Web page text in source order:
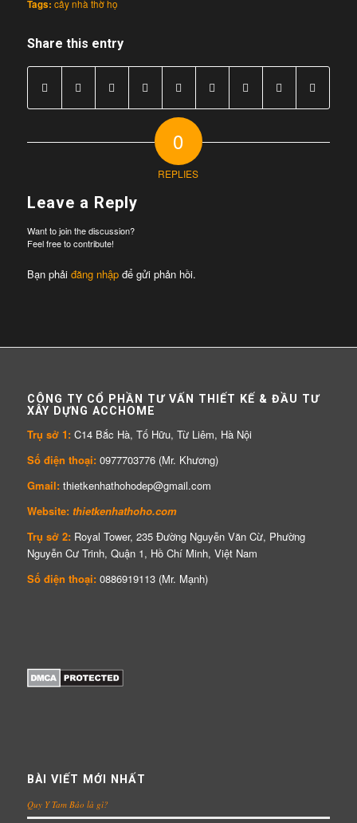
Tags: cây nhà thờ họ
Share this entry
0
REPLIES
Leave a Reply
Want to join the discussion?
Feel free to contribute!
Bạn phải đăng nhậpđể gửi phản hồi.
CÔNG TY CỔ PHẦN TƯ VẤN THIẾT KẾ & ĐẦU TƯ
XÂY DỰNG ACCHOME
Trụ sở 1:C14 Bắc Hà, Tố Hữu, Từ Liêm, Hà Nội
Số điện thoại:0977703776 (Mr. Khương)
Gmail:thietkenhathohodep@gmail.com
Website:thietkenhathoho.com
Trụ sở 2:Royal Tower, 235 Đường Nguyễn Văn Cừ, Phường
Nguyễn Cư Trinh, Quận 1, Hồ Chí Minh, Việt Nam
Số điện thoại:0886919113 (Mr. Mạnh)
BÀI VIẾT MỚI NHẤT
Quy Y Tam Bảo là gì?